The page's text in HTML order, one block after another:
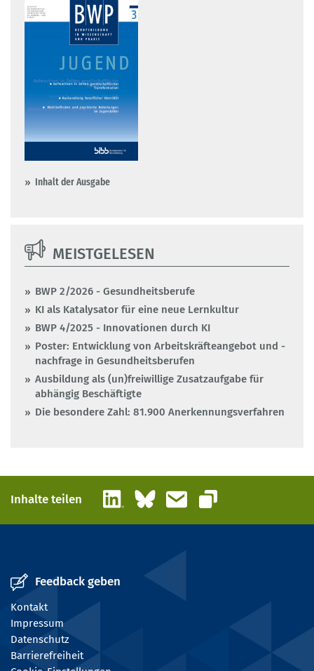
Inhalt der Ausgabe
MEISTGELESEN
BWP 2/2026 - Gesundheitsberufe
KI als Katalysator für eine neue Lernkultur
BWP 4/2025 - Innovationen durch KI
Poster: Entwicklung von Arbeitskräfteangebot und -
nachfrage in Gesundheitsberufen
Ausbildung als (un)freiwillige Zusatzaufgabe für
abhängig Beschäftigte
Die besondere Zahl: 81.900 Anerkennungsverfahren
Inhalte teilen LinkedInBlueskyE-Mail
Link kopieren
Feedback geben
Kontakt
Impressum
Datenschutz
Barrierefreiheit